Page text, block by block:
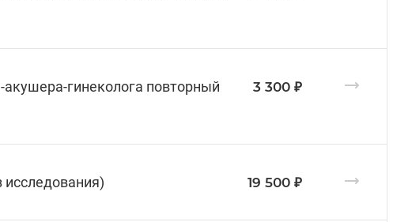
гинеколога повторный
3 300 ₽
исследования) 19 500 ₽